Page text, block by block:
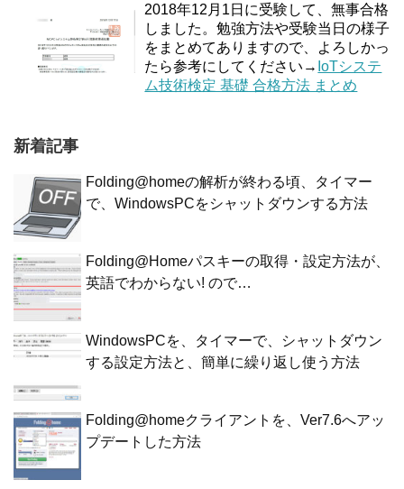
2018年12月1日に受験して、無事合格
しました。勉強方法や受験当日の様子
をまとめてありますので、よろしかっ
たら参考にしてください→ IoTシステ
ム技術検定 基礎 合格方法 まとめ
新着記事
Folding@homeの解析が終わる頃、タイマー
で、WindowsPCをシャットダウンする方法
Folding@Homeパスキーの取得・設定方法が、
英語でわからない! ので…
WindowsPCを、タイマーで、シャットダウン
する設定方法と、簡単に繰り返し使う方法
Folding@homeクライアントを、Ver7.6へアッ
プデートした方法